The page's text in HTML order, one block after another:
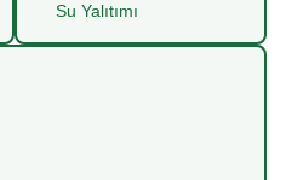
Su Yalıtımı